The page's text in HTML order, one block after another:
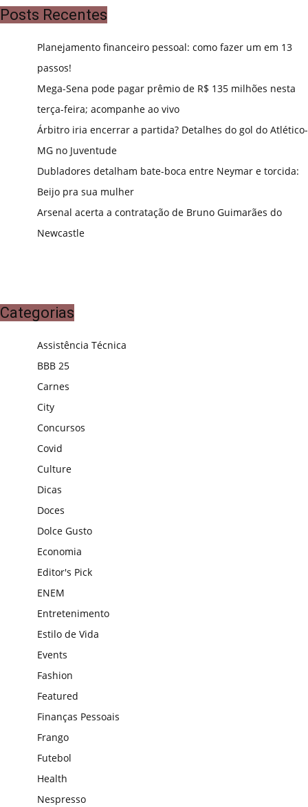
Posts Recentes
Planejamento financeiro pessoal: como fazer um em 13
passos!
Mega-Sena pode pagar prêmio de R$ 135 milhões nesta
terça-feira; acompanhe ao vivo
Árbitro iria encerrar a partida? Detalhes do gol do Atlético-
MG no Juventude
Dubladores detalham bate-boca entre Neymar e torcida:
Beijo pra sua mulher
Arsenal acerta a contratação de Bruno Guimarães do
Newcastle
Categorias
Assistência Técnica
BBB 25
Carnes
City
Concursos
Covid
Culture
Dicas
Doces
Dolce Gusto
Economia
Editor's Pick
ENEM
Entretenimento
Estilo de Vida
Events
Fashion
Featured
Finanças Pessoais
Frango
Futebol
Health
Nespresso